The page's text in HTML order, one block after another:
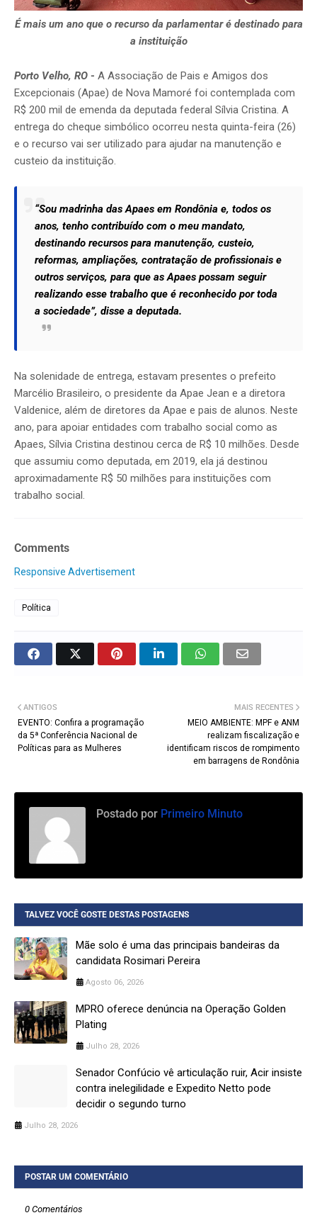
É mais um ano que o recurso da parlamentar é destinado para
a instituição
Porto Velho, RO - A Associação de Pais e Amigos dos
Excepcionais (Apae) de Nova Mamoré foi contemplada com
R$ 200 mil de emenda da deputada federal Sílvia Cristina. A
entrega do cheque simbólico ocorreu nesta quinta-feira (26)
e o recurso vai ser utilizado para ajudar na manutenção e
custeio da instituição.
“Sou madrinha das Apaes em Rondônia e, todos os
anos, tenho contribuído com o meu mandato,
destinando recursos para manutenção, custeio,
reformas, ampliações, contratação de profissionais e
outros serviços, para que as Apaes possam seguir
realizando esse trabalho que é reconhecido por toda
a sociedade”, disse a deputada.
Na solenidade de entrega, estavam presentes o prefeito
Marcélio Brasileiro, o presidente da Apae Jean e a diretora
Valdenice, além de diretores da Apae e pais de alunos. Neste
ano, para apoiar entidades com trabalho social como as
Apaes, Sílvia Cristina destinou cerca de R$ 10 milhões. Desde
que assumiu como deputada, em 2019, ela já destinou
aproximadamente R$ 50 milhões para instituições com
trabalho social.
Comments
Responsive Advertisement
Política
MAIS RECENTES
MEIO AMBIENTE: MPF e ANM
realizam fiscalização e
identificam riscos de rompimento
em barragens de Rondônia
ANTIGOS
EVENTO: Confira a programação
da 5ª Conferência Nacional de
Políticas para as Mulheres
Postado por Primeiro Minuto
TALVEZ VOCÊ GOSTE DESTAS POSTAGENS
Mãe solo é uma das principais bandeiras da
candidata Rosimari Pereira
Agosto 06, 2026
MPRO oferece denúncia na Operação Golden
Plating
Julho 28, 2026
Senador Confúcio vê articulação ruir, Acir insiste
contra inelegilidade e Expedito Netto pode
decidir o segundo turno
Julho 28, 2026
POSTAR UM COMENTÁRIO
0 Comentários